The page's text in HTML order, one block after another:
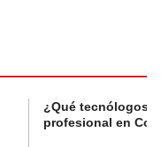
¿Qué tecnólogos
profesional en